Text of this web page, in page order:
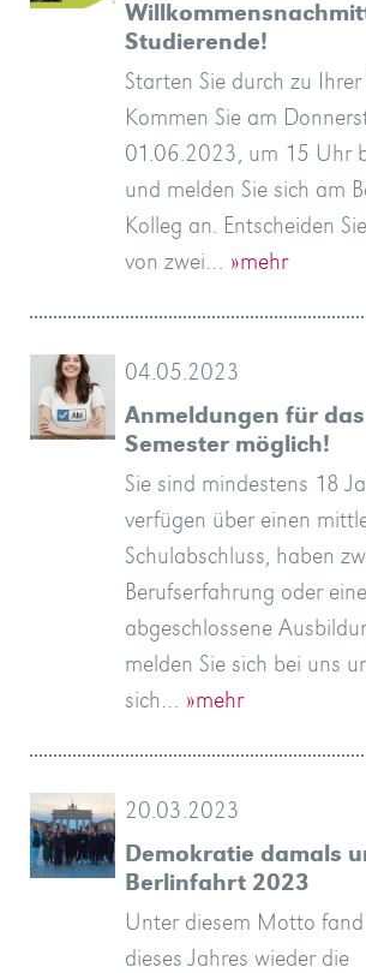
Studierende!
Starten Sie durch zu Ihrer
Kommen Sie am
01.06.2023, um 15 Uhr
und melden Sie sich am
Kolleg an. Entscheiden
von zwei… »mehr
04.05.2023
Anmeldungen für
Semester möglich!
Sie sind mindestens 18
verfügen über einen
Schulabschluss, haben
Berufserfahrung oder eine
abgeschlossene
melden Sie sich bei uns
sich… »mehr
20.03.2023
Demokratie damals
Berlinfahrt 2023
Unter diesem Motto
dieses Jahres wieder die